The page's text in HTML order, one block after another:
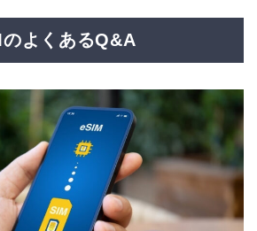
よくあるQ&A